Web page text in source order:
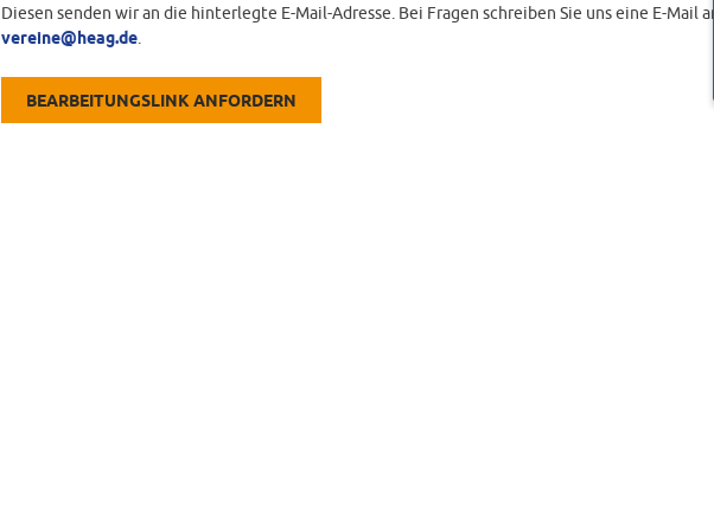
Diesen senden wir an die hinterlegte E-Mail-Adresse. Bei Fragen schreiben Sie uns eine E-Mail an
vereine@heag.de.
BEARBEITUNGSLINK ANFORDERN